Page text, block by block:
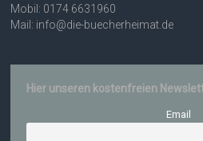
Mobil: 0174 6631960
Mail: info@die-buecherheimat.de
Hier unseren kostenfreien
Email